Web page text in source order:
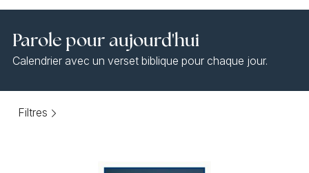
Parole pour aujourd'hui
Calendrier avec un verset biblique pour chaque jour.
Filtres